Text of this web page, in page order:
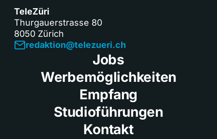
TeleZüri
Thurgauerstrasse 80
8050 Zürich
redaktion@telezueri.ch
Jobs
Werbemöglichkeiten
Empfang
Studioführungen
Kontakt